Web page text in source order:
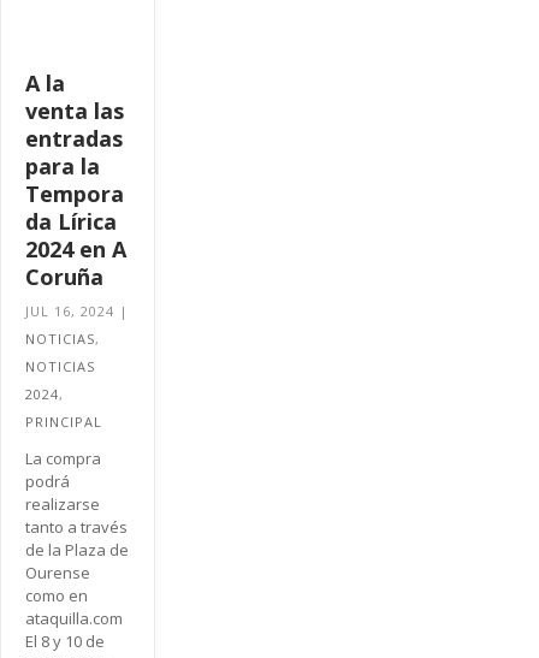
A la
venta las
entradas
para la
Tempora
da Lírica
2024 en A
Coruña
JUL 16, 2024 |
NOTICIAS,
NOTICIAS
2024,
PRINCIPAL
La compra
podrá
realizarse
tanto a través
de la Plaza de
Ourense
como en
ataquilla.com
El 8 y 10 de